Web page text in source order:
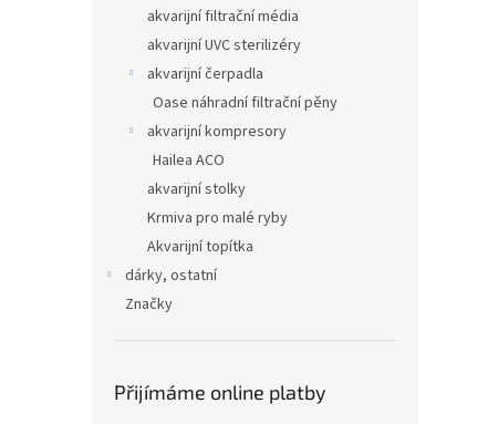
akvarijní filtrační média
akvarijní UVC sterilizéry
akvarijní čerpadla
Oase náhradní filtrační pěny
akvarijní kompresory
Hailea ACO
akvarijní stolky
Krmiva pro malé ryby
Akvarijní topítka
dárky, ostatní
Značky
Přijímáme online platby